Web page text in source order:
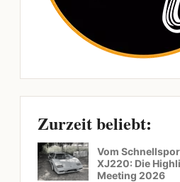
Zurzeit beliebt:
Vom
XJ220: Die
Meeting 2026